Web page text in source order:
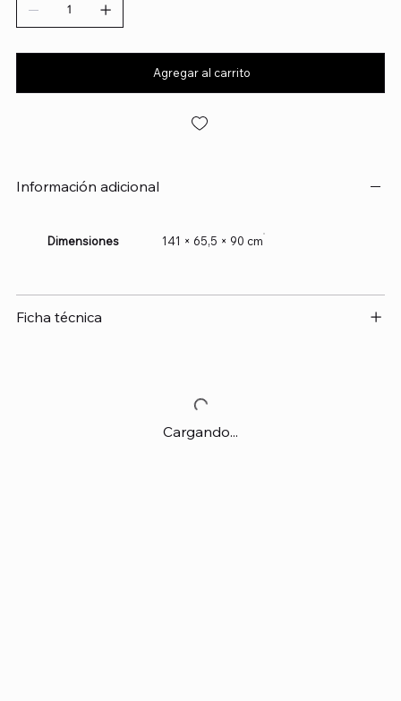
Agregar al carrito
Información adicional
Dimensiones 141 × 65,5 × 90 cm
Ficha técnica
Cargando...